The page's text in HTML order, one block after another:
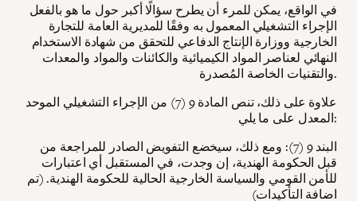
في الواقع، يمكن للمرء أن يطرح سؤالًا أكبر حول ما هو بالفعل
الإجراء التشغيلي المعمول به وفقًا للمديرية العامة للتجارة
الخارجية ووزارة الإنتاج الدفاعي للتحقق من شهادة الاستخدام
النهائي لعناصر المواد الكيميائية والكائنات والمواد والمعدات
والتقنيات الخاصة المُصدرة.
علاوة على ذلك، تنص المادة 9 (7) من الإجراء التشغيلي الموحد
المعدل على ما يلي:
البند 9 (7): ومع ذلك، سيخضع التفويض الصادر للمراجعة من
قبل الحكومة الهندية، إن وجدت، في المستقبل أي اعتبارات
للأمن القومي والسياسة الخارجية الحالية للحكومة الهندية. (تم
اضافة التأكيدات)